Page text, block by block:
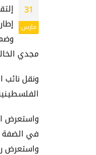
31
مارس
مجدي
ونقل
واستعرض
في الضفة